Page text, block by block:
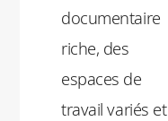
documentaire
riche, des
espaces de
travail variés et